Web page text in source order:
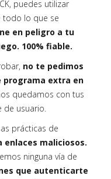
puedes utilizar
todo lo que se
en peligro a tu
100% fiable.
no te pedimos
programa extra en
quedamos con tus
de usuario.
prácticas de
maliciosos.
ninguna vía de
que autenticarte